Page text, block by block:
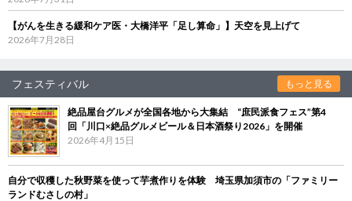
【がんを生きる緩和ケア医・大橋洋平「足し算命」】天空を見上げて
2026年7月28日
フェスティバル もっと見る
絶品屋台グルメが全国各地から大集結 “庶民派食フェス”第4
回「川口×絶品グルメビール＆日本酒祭り2026」を開催
2026年4月15日
自分で収穫した秋野菜を使って芋煮作りを体験 埼玉県加須市の「ファミリー
ランドむさしの村」